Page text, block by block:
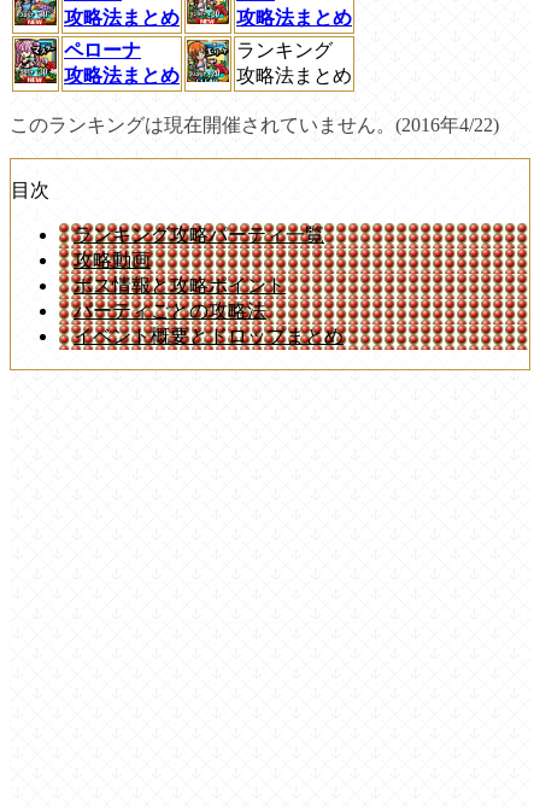
攻略法まとめ
攻略法まとめ
ペローナ
攻略法まとめ
ランキング
攻略法まとめ
このランキングは現在開催されていません。(2016年4/22)
目次
ランキング攻略パーティ一覧
攻略動画
ボス情報と攻略ポイント
パーティごとの攻略法
イベント概要とドロップまとめ